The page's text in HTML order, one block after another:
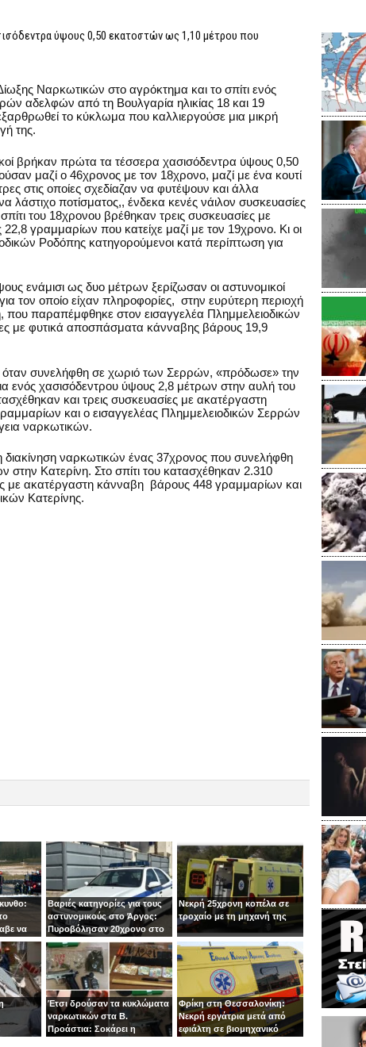
ύψους 0,50 εκατοστών ως 1,10 μέτρου που
Ναρκωτικών στο αγρόκτημα και το σπίτι ενός
αδελφών από τη Βουλγαρία ηλικίας 18 και 19
το κύκλωμα που καλλιεργούσε μια μικρή
της.
βρήκαν πρώτα τα τέσσερα χασισόδεντρα ύψους 0,50
μαζί ο 46χρονος με τον 18χρονο, μαζί με ένα κουτί
στις οποίες σχεδίαζαν να φυτέψουν και άλλα
λάστιχο ποτίσματος,, ένδεκα κενές νάιλον συσκευασίες
του 18χρονου βρέθηκαν τρεις συσκευασίες με
γραμμαρίων που κατείχε μαζί με τον 19χρονο. Κι οι
Ροδόπης κατηγορούμενοι κατά περίπτωση για
ενάμισι ως δυο μέτρων ξερίζωσαν οι αστυνομικοί
τον οποίο είχαν πληροφορίες, στην ευρύτερη περιοχή
που παραπέμφθηκε στον εισαγγελέα Πλημμελειοδικών
με φυτικά αποσπάσματα κάνναβης βάρους 19,9
όταν συνελήφθη σε χωριό των Σερρών, «πρόδωσε» την
ενός χασισόδεντρου ύψους 2,8 μέτρων στην αυλή του
και τρεις συσκευασίες με ακατέργαστη
και ο εισαγγελέας Πλημμελειοδικών Σερρών
ναρκωτικών.
διακίνηση ναρκωτικών ένας 37χρονος που συνελήφθη
Κατερίνη. Στο σπίτι του κατασχέθηκαν 2.310
με ακατέργαστη κάνναβη βάρους 448 γραμμαρίων και
Κατερίνης.
να
ο
Βαριές κατηγορίες για τους
αστυνομικούς στο Άργος:
Πυροβόλησαν 20χρονο στο
κεφάλι
Νεκρή 25χρονη κοπέλα σε
τροχαίο με τη μηχανή της
Έτσι δρούσαν τα κυκλώματα
ναρκωτικών στα Β.
Προάστια: Σοκάρει η
Φρίκη στη Θεσσαλονίκη:
Νεκρή εργάτρια μετά από
εφιάλτη σε βιομηχανικό